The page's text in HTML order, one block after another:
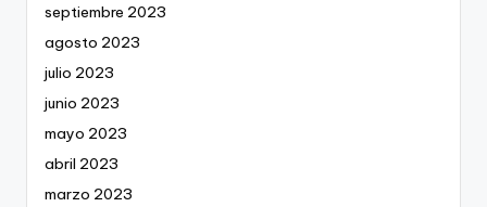
septiembre 2023
agosto 2023
julio 2023
junio 2023
mayo 2023
abril 2023
marzo 2023